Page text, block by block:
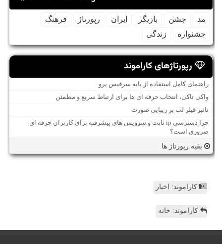
مد جشن بازیگر ایران رپورتاژ
فرهنگ
جشنواره
زندگی
رپورتاژهای کاراموند
راهنمای کامل استفاده از پایه سرفیس پرو
واکی تاکی، انتخاب حرفه ای ها برای ارتباط سریع و مطمئن
تاثیر فیلر لب بر زیبایی صورت
چرا دسترسی ip ثابت و سرویس های پیشرفته برای کاربران حرفه ای
ضروری است؟
بقیه رپورتاژ ها
کاراموند: اخبار
کاراموند: خانه